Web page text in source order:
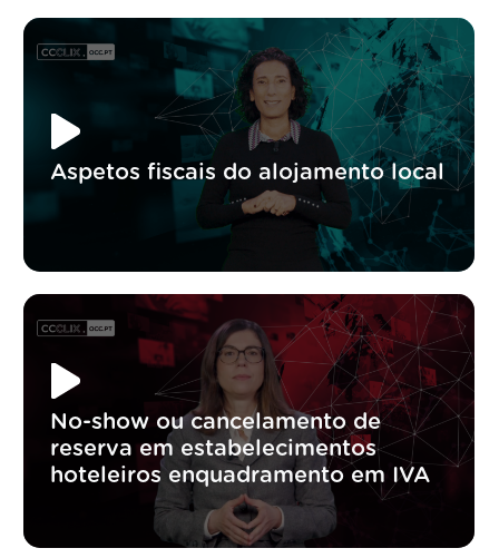
Aspetos fiscais do alojamento local
No-show ou cancelamento de
reserva em estabelecimentos
hoteleiros enquadramento em IVA